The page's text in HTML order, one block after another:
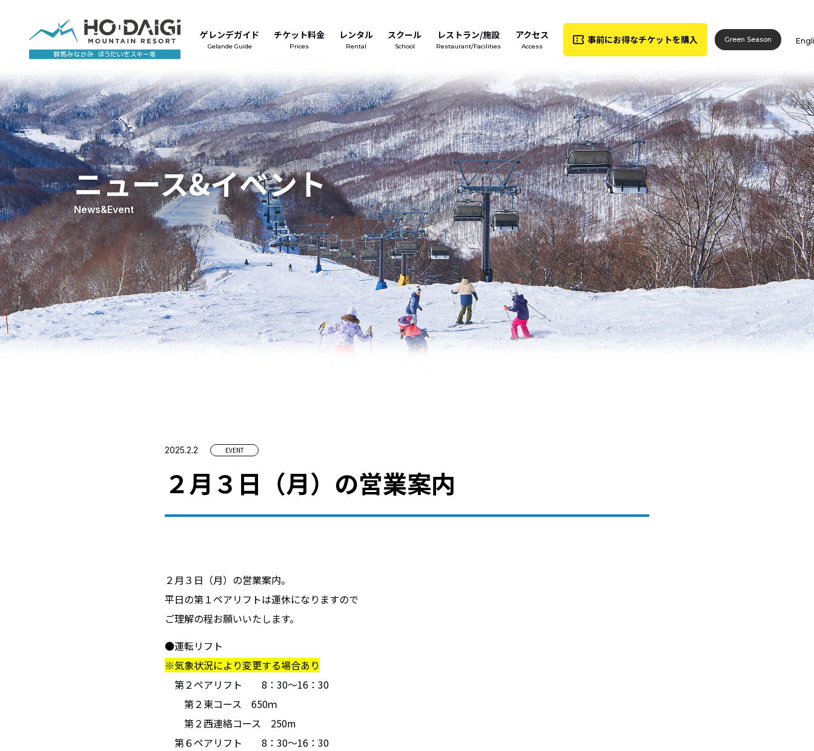
ゲレンデガイド
Gelande Guide
チケット料金
Prices
レンタル
Rental
スクール
School
レストラン/施設
Restaurant/Facilities
アクセス
Access
事前にお得なチケットを購入 Green Season
ニュース&イベント
News&Event
2025.2.2 EVENT
２月３日（月）の営業案内
２月３日（月）の営業案内。
平日の第１ペアリフトは運休になりますので
ご理解の程お願いいたします。
●運転リフト
※気象状況により変更する場合あり
第２ペアリフト 8：30～16：30
第２東コース 650ｍ
第２西連絡コース 250m
第６ペアリフト 8：30～16：30